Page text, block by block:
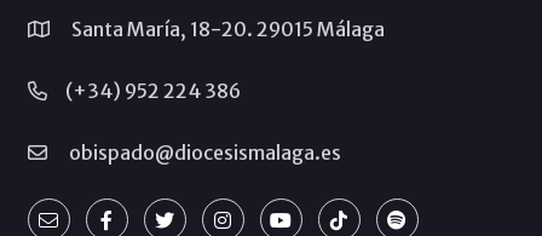
Santa María, 18-20. 29015 Málaga
(+34) 952 224 386
obispado@diocesismalaga.es